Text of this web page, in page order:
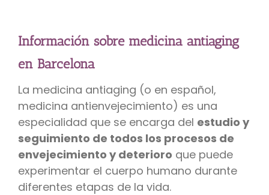
Información sobre medicina antiaging
en Barcelona
La medicina antiaging (o en español,
medicina antienvejecimiento) es una
especialidad que se encarga del estudio y
seguimiento de todos los procesos de
envejecimiento y deterioro que puede
experimentar el cuerpo humano durante
diferentes etapas de la vida.